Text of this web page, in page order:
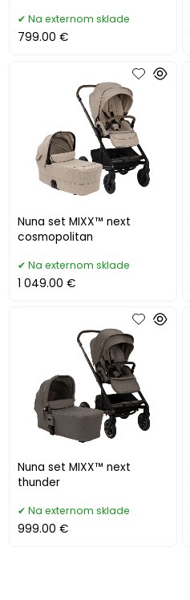
Na externom sklade
799.00 €
Nuna set MIXX™ next
cosmopolitan
Na externom sklade
1 049.00 €
Nuna set MIXX™ next
thunder
Na externom sklade
999.00 €